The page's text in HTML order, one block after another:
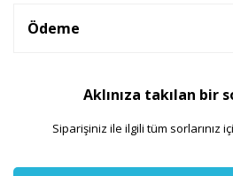
Ödeme
Aklınıza takılan bir
Siparişiniz ile ilgili tüm sorlarınız